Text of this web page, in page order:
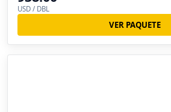
USD / DBL
VER PAQUETE